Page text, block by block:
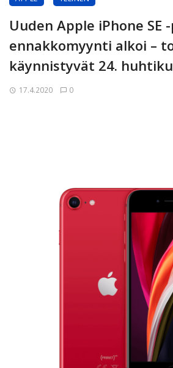
Uuden Apple iPhone SE
ennakkomyynti alkoi –
käynnistyvät 24.
17.4.2020 0